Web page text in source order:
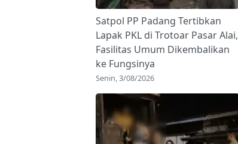
Satpol PP Padang Tertibkan
Lapak PKL di Trotoar Pasar Alai,
Fasilitas Umum Dikembalikan
ke Fungsinya
Senin, 3/08/2026